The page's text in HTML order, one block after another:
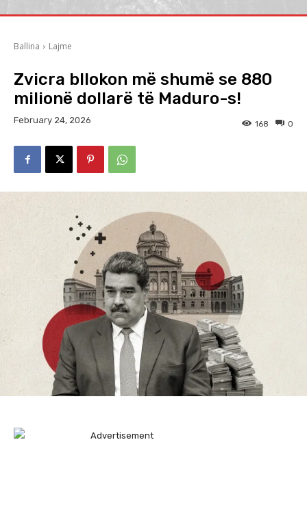
Ballina Lajme
Zvicra bllokon më shumë se 880
milionë dollarë të Maduro-s!
February 24, 2026 0
168